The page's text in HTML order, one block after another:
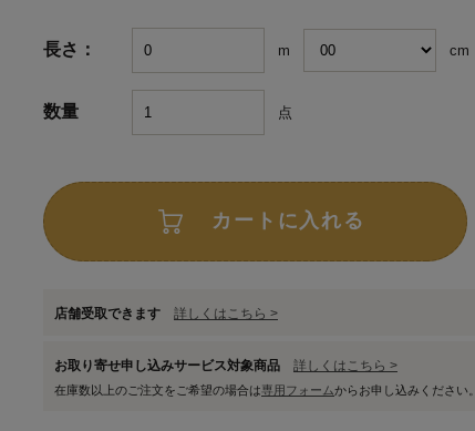
長さ： m cm
数量 点
カートに入れる
店舗受取できます 詳しくはこちら >
お取り寄せ申し込みサービス対象商品 詳しくはこちら >
在庫数以上のご注文をご希望の場合は専用フォームからお申し込みください。